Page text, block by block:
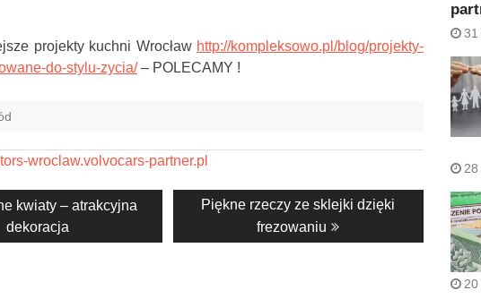
projekty kuchni Wrocław http://kompleksowo.pl/blog/projekty-
do-stylu-zycia/– POLECAMY !
wroclaw.volvocars-partner.pl
kwiaty – atrakcyjna
dekoracja
Next
Piękne rzeczy ze sklejki dzięki
frezowaniu
31